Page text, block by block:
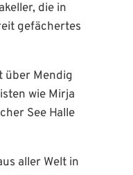
die in
gefächertes
über Mendig
wie Mirja
See Halle
aller Welt in